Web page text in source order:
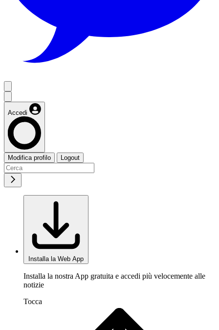
Accedi
Modifica profilo Logout
Installa la Web App
Installa la nostra App gratuita e accedi più velocemente alle
notizie
Tocca